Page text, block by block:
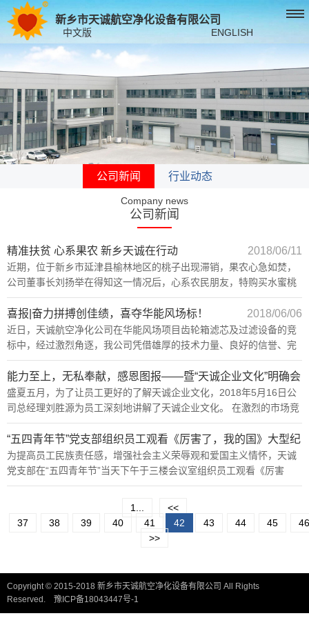
新乡市天诚航空净化设备有限公司
中文版 ENGLISH
公司新闻 行业动态
Company news
公司新闻
精准扶贫 心系果农 新乡天诚在行动 2018/06/11
近期，位于新乡市延津县榆林地区的桃子出现滞销，果农心急如焚，
公司董事长刘扬举在得知这一情况后，心系农民朋友，特购买水蜜桃
100箱作为员工福利。 6月11日下午，一辆载满水蜜桃的小货车驶入
位于新乡市平原机电航空园区的新乡天诚公司，员工自觉排队，有序
的进行领取，喜悦之情溢于言表，董事长的此举不仅缓解了果农的燃
眉之急，更体现了对公司员工的体恤之情，得到大家的一致称赞。 ?
喜报|奋力拼搏创佳绩，喜夺华能风场标！ 2018/06/06
近日，天诚航空净化公司在华能风场项目齿轮箱滤芯及过滤设备的竞
标中，经过激烈角逐，我公司凭借雄厚的技术力量、良好的信誉、完
善的质量保证体系、合理的报价，一举夺魁，成功签订百余万的订货
合同。为我公司进军风电齿轮箱滤芯及过滤设备市场再添光彩一笔。
能力至上，无私奉献，感恩图报——暨“天诚企业文化”明确会
议
2018/05/16
盛夏五月，为了让员工更好的了解天诚企业文化，2018年5月16日公
司总经理刘胜源为员工深刻地讲解了天诚企业文化。 在激烈的市场竞
争机制下，企业文化对一个企业的存亡兴衰是及其重要的。多年来，
天诚公司秉承着“精心设计、精工制作、精细服务、精诚待人”以人为
本，客户至上企业宗旨，此次会议在此基础上确定了公司内部文化“能
力至上、无私奉献、感恩图报”，并且逐一诠释了这十二个字，以此提
升公司全体员工思想认识。 总经理这次培训激发了员工的工作积极性
要以“能力至上、无私奉献、感恩图报”企业文化精神贯穿于工作中，
以企业文化来要求自己，不断进步，追求卓越。 相信天诚的明天会更
“五四青年节”党支部组织员工观看《厉害了，我的国》大型纪
录片
2018/05/07
为提高员工民族责任感，增强社会主义荣辱观和爱国主义情怀，天诚
党支部在“五四青年节”当天下午于三楼会议室组织员工观看《厉害
了，我的、国》大型纪录片，使员工进一步了解了祖国的伟大成就，
恩意识，从本职工作做起，为企业、为个人的美好明天奋斗！
1...
<<
37
38 39 40 41 42 43 44 45
46
>>
Copyright © 2015-2018 新乡市天诚航空净化设备有限公司 All Rights
Reserved. 豫ICP备18043447号-1